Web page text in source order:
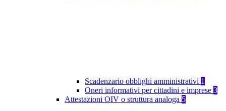
Scadenzario obblighi amministrativi 1
Oneri informativi per cittadini e imprese 3
Attestazioni OIV o struttura analoga 5